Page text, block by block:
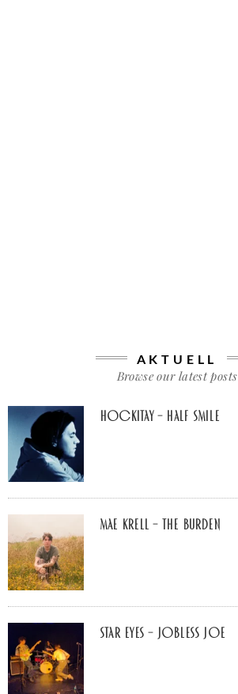
AKTUELL
Browse our latest posts
Hockitay – half smile
Mae Krell – the burden
Star Eyes – Jobless Joe